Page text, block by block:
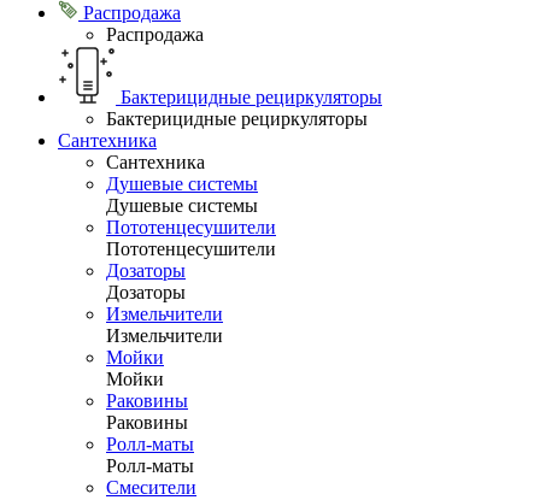
Распродажа
Распродажа
Бактерицидные рециркуляторы
Бактерицидные рециркуляторы
Сантехника
Сантехника
Душевые системы
Душевые системы
Пототенцесушители
Пототенцесушители
Дозаторы
Дозаторы
Измельчители
Измельчители
Мойки
Мойки
Раковины
Раковины
Ролл-маты
Ролл-маты
Смесители